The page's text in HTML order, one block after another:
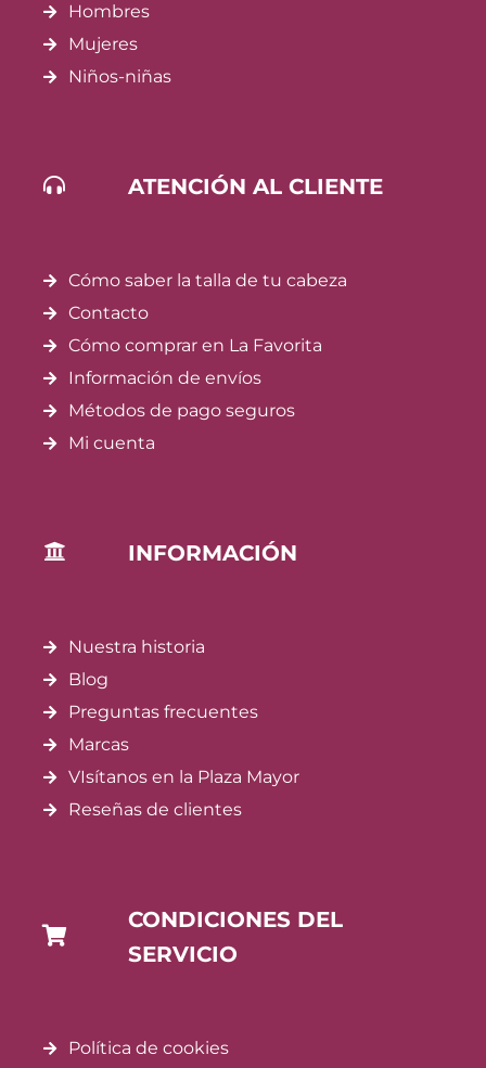
Hombres
Mujeres
Niños-niñas
ATENCIÓN AL CLIENTE
Cómo saber la talla de tu cabeza
Contacto
Cómo comprar en La Favorita
Información de envíos
Métodos de pago seguros
Mi cuenta
INFORMACIÓN
Nuestra historia
Blog
Preguntas frecuentes
Marcas
VIsítanos en la Plaza Mayor
Reseñas de clientes
CONDICIONES DEL
SERVICIO
Política de cookies